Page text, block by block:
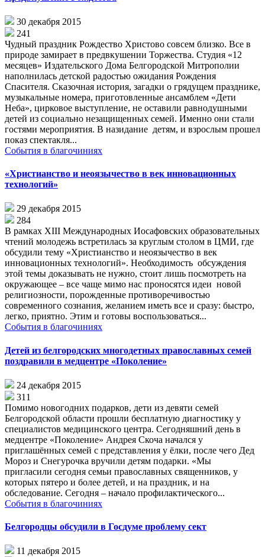
30 декабря 2015
241
Чудный праздник Рождество Христово совсем близко. Все в
природе замирает в предвкушении Торжества. Студия «12
месяцев» Издательского Дома Белгородской Митрополии
наполнилась детской радостью ожидания Рождения
Спасителя. Сказочная история, загадки о грядущем празднике,
музыкальные номера, приготовленные ансамблем «Дети
Неба», цирковое выступление, не оставили равнодушными
детей из социально незащищенных семей. Именно они стали
гостями мероприятия. В назидание детям, и взрослым прошел
показ спектакля...
События в благочиниях
«Христианство и неоязычество в век инновационных
технологий»
29 декабря 2015
284
В рамках XIII Международных Иосафовских образовательных
чтений молодежь встретилась за круглым столом в ЦМИ, где
обсудили тему «Христианство и неоязычество в век
инновационных технологий». Необходимость обсуждения
этой темы доказывать не нужно, стоит лишь посмотреть на
окружающее – все чаще мимо нас проносятся идеи новой
религиозности, порожденные противоречивостью
современного сознания, желанием иметь все и сразу: быстро,
легко, приятно. Этим и готовы воспользоваться...
События в благочиниях
Детей из белгородских многодетных православных семей
поздравили в медцентре «Поколение»
24 декабря 2015
311
Помимо новогодних подарков, дети из девяти семей
Белгородской области прошли бесплатную диагностику у
специалистов медицинского центра. Сегодняшний день в
медцентре «Поколение» Андрея Скоча начался у
приглашённых семей с представления у ёлки, после чего Дед
Мороз и Снегурочка вручили детям подарки. «Мы
пригласили сегодня семьи православных священников, у
которых пятеро и более детей, и на праздник, и на
обследование. Сегодня – начало профилактического...
События в благочиниях
Белгородцы обсудили в Госдуме проблему сект
11 декабря 2015